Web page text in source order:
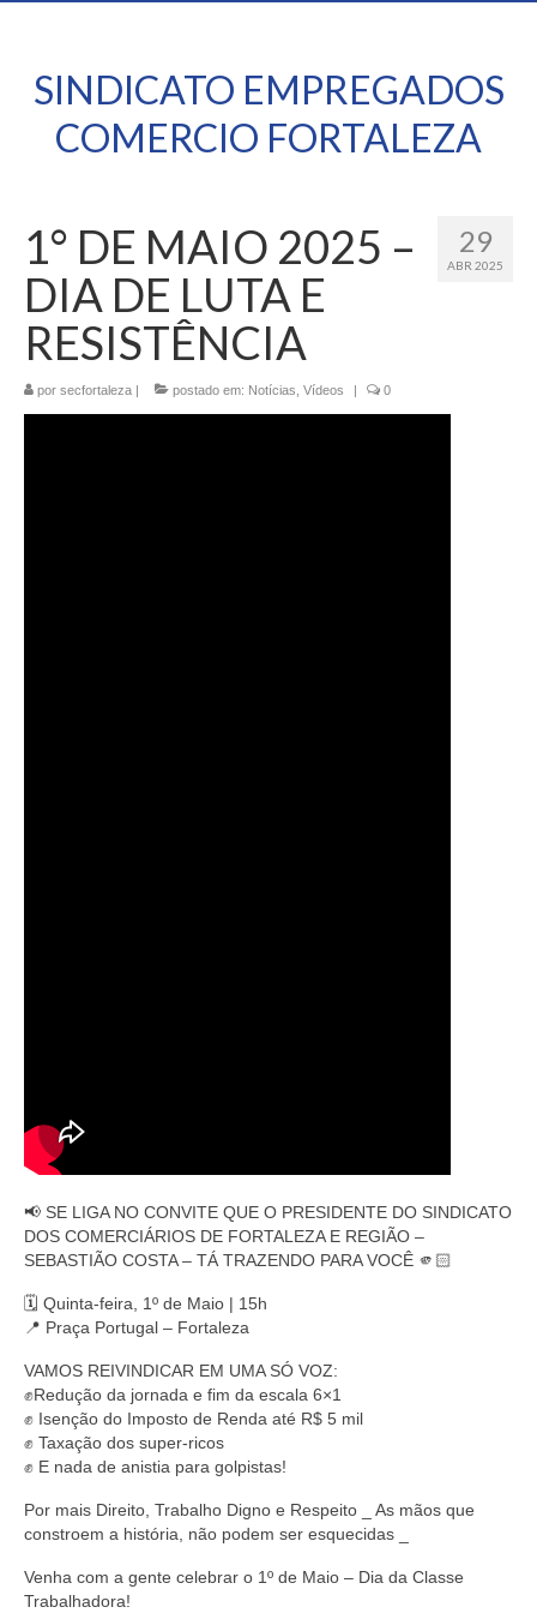
SINDICATO EMPREGADOS
COMERCIO FORTALEZA
29
ABR 2025
1° DE MAIO 2025 –
DIA DE LUTA E
RESISTÊNCIA
por secfortaleza | postado em: Notícias Vídeos | 0
📢 SE LIGA NO CONVITE QUE O PRESIDENTE DO SINDICATO
DOS COMERCIÁRIOS DE FORTALEZA E REGIÃO –
SEBASTIÃO COSTA – TÁ TRAZENDO PARA VOCÊ 🫵🏻
🗓 Quinta-feira, 1º de Maio | 15h
📍 Praça Portugal – Fortaleza
VAMOS REIVINDICAR EM UMA SÓ VOZ:
✊Redução da jornada e fim da escala 6×1
✊ Isenção do Imposto de Renda até R$ 5 mil
✊ Taxação dos super-ricos
✊ E nada de anistia para golpistas!
Por mais Direito, Trabalho Digno e Respeito _ As mãos que
constroem a história, não podem ser esquecidas _
Venha com a gente celebrar o 1º de Maio – Dia da Classe
Trabalhadora!